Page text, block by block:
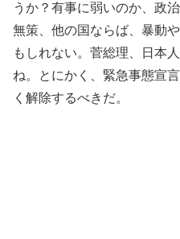
うか？有事に弱いのか、 政
無策、他の国ならば、暴動
もしれない。菅総理、日本
ね。とにかく、緊急事態宣
く解除するべきだ。